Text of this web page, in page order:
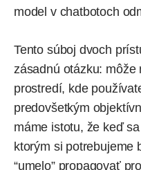
model v chatbotoch
Tento súboj dvoch
zásadnú otázku:
prostredí, kde
predovšetkým
máme istotu, že keď
ktorým si potrebujeme
“umelo” propagovať